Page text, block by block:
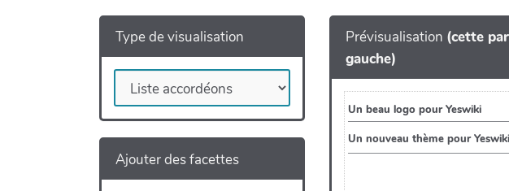
Type de visualisation
Ajouter des facettes
Prévisualisation (cette
gauche)